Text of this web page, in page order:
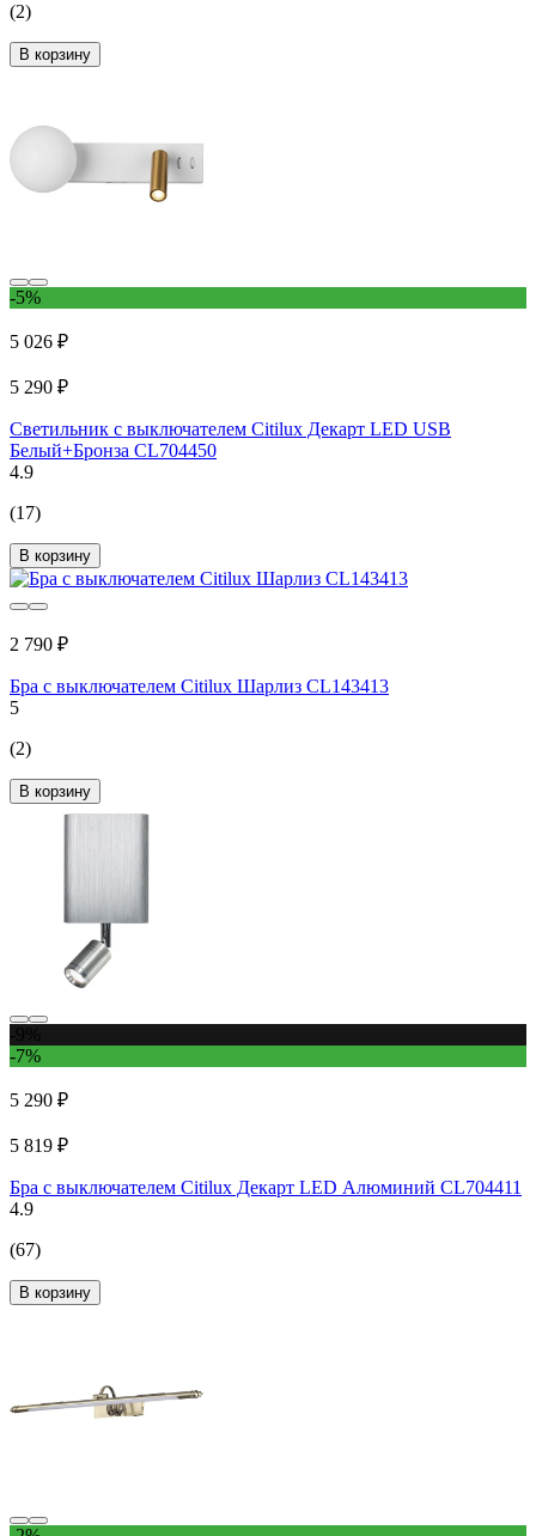
(2)
В корзину
-5%
5 026 ₽
5 290 ₽
Светильник с выключателем Citilux Декарт LED USB
Белый+Бронза CL704450
4.9
(17)
В корзину
2 790 ₽
Бра с выключателем Citilux Шарлиз CL143413
5
(2)
В корзину
-7%
5 290 ₽
5 819 ₽
Бра с выключателем Citilux Декарт LED Алюминий CL704411
4.9
(67)
В корзину